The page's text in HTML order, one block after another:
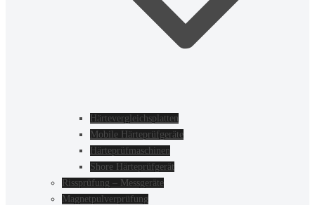
Härtevergleichsplatten
Mobile Härteprüfgeräte
Härteprüfmaschinen
Shore Härteprüfgerät
Rissprüfung – Messgeräte
Magnetpulverprüfung